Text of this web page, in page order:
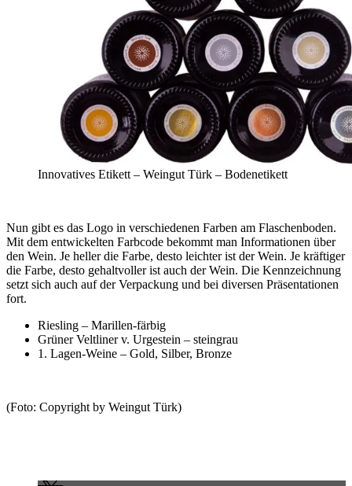
Innovatives Etikett – Weingut Türk – Bodenetikett
Nun gibt es das Logo in verschiedenen Farben am Flaschenboden.
Mit dem entwickelten Farbcode bekommt man Informationen über
den Wein. Je heller die Farbe, desto leichter ist der Wein. Je kräftiger
die Farbe, desto gehaltvoller ist auch der Wein. Die Kennzeichnung
setzt sich auch auf der Verpackung und bei diversen Präsentationen
fort.
Riesling – Marillen-färbig
Grüner Veltliner v. Urgestein – steingrau
1. Lagen-Weine – Gold, Silber, Bronze
(Foto: Copyright by Weingut Türk)